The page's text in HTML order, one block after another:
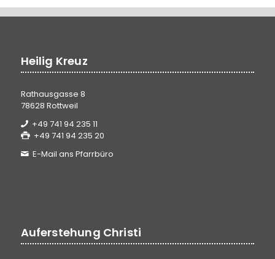
Heilig Kreuz
Rathausgasse 8
78628 Rottweil
+49 741 94 235 11
+49 741 94 235 20
E-Mail ans Pfarrbüro
Auferstehung Christi